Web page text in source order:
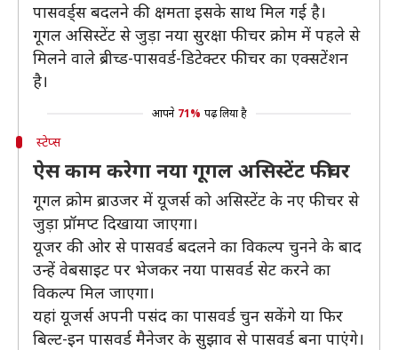
पासवर्ड्स बदलने की क्षमता इसके साथ मिल गई है।
गूगल असिस्टेंट से जुड़ा नया सुरक्षा फीचर क्रोम में पहले से
मिलने वाले ब्रीच्ड-पासवर्ड-डिटेक्टर फीचर का एक्सटेंशन
है।
आपने 71% पढ़ लिया है
स्टेप्स
ऐस काम करेगा नया गूगल असिस्टेंट फीचर
गूगल क्रोम ब्राउजर में यूजर्स को असिस्टेंट के नए फीचर से
जुड़ा प्रॉमप्ट दिखाया जाएगा।
यूजर की ओर से पासवर्ड बदलने का विकल्प चुनने के बाद
उन्हें वेबसाइट पर भेजकर नया पासवर्ड सेट करने का
विकल्प मिल जाएगा।
यहां यूजर्स अपनी पसंद का पासवर्ड चुन सकेंगे या फिर
बिल्ट-इन पासवर्ड मैनेजर के सुझाव से पासवर्ड बना पाएंगे।